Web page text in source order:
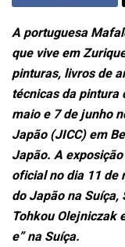
A portuguesa
que vive em
pinturas, livros de
técnicas da pintura
maio e 7 de junho
Japão (JICC) em
Japão. A
oficial no dia 11 de
do Japão na
Tohkou Olejniczak
e” na Suíça.